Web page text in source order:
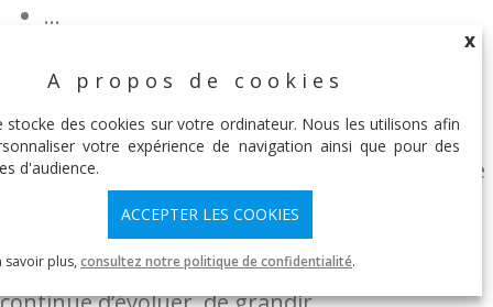
X
A propos de cookies
stocke des cookies sur votre ordinateur. Nous les utilisons afin
votre expérience de navigation ainsi que pour des
d'audience.
ACCEPTER LES COOKIES
savoir plus, consultez notre politique de confidentialité.
…
Un petit bilan ? Cette dernière version de
de nouveauté tout en laissant un peu de côté
des grandes fonctionnalités attendues comme
l’éternel dynamisme des paramètres par
exemple. Mais ne nous mentons pas, c’est
quand même vraiment cool de voir que ça